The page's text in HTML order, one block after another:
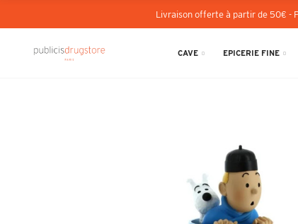
Livraison offerte à partir de 50€ -
CAVE EPICERIE FINE